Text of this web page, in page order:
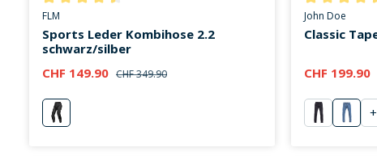
Durchschnittliche Bewertung von 4.6 von 5 Sternen
FLM
Sports Leder Kombihose 2.2
schwarz/silber
CHF 149.90 CHF 349.90
silber
John Doe
Classic
CHF 199.90
schwarz
+